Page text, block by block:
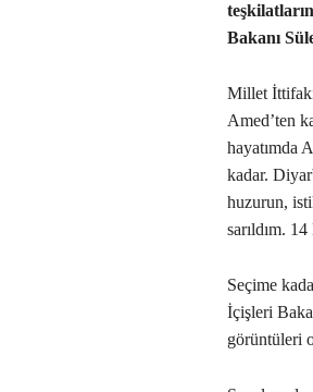
Bakanı
Millet
Amed’ten
hayatımda
kadar.
huzurun,
sarıldım.
Seçime
İçişleri
görüntüleri